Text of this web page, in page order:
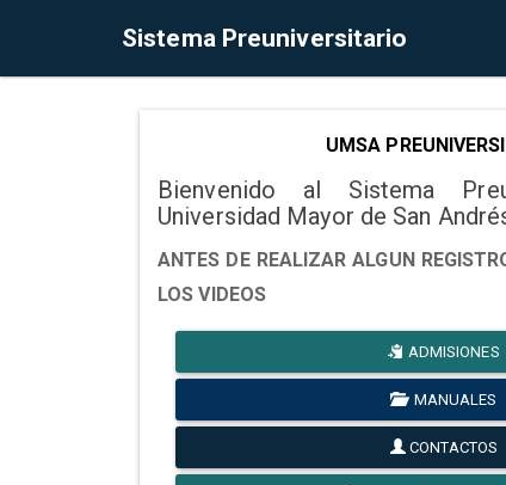
Sistema Preuniversitario
UMSA
Bienvenido al Sistema
Universidad Mayor de San
ANTES DE REALIZAR ALGUN
LOS VIDEOS
ADMISIONES
MANUALES
CONTACTOS